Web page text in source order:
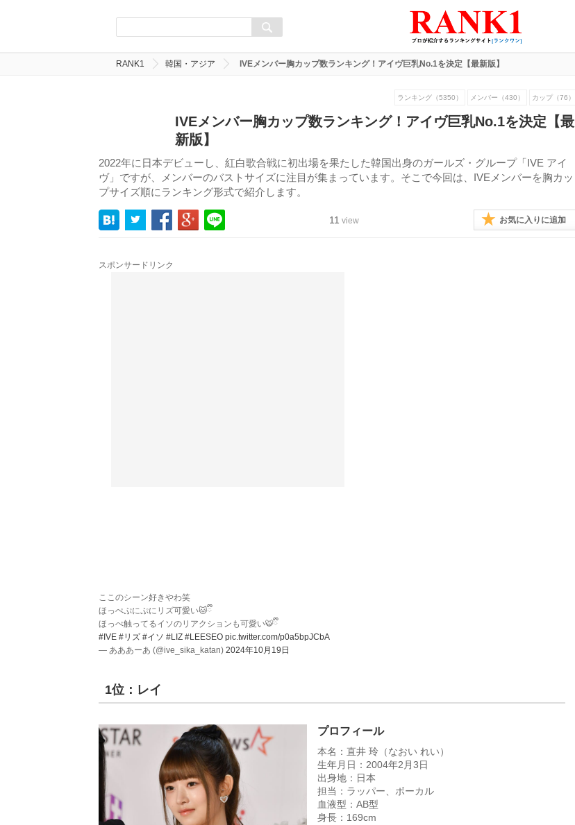
RANK1 韓国・アジア IVEメンバー胸カップ数ランキング！アイヴ巨乳No.1を決定【最新版】
ランキング（5350） メンバー（430） カップ（76）
IVEメンバー胸カップ数ランキング！アイヴ巨乳No.1を決定【最
新版】
2022年に日本デビューし、紅白歌合戦に初出場を果たした韓国出身のガールズ・グループ「IVE アイ
ヴ」ですが、メンバーのバストサイズに注目が集まっています。そこで今回は、IVEメンバーを胸カッ
プサイズ順にランキング形式で紹介します。
11 view お気に入りに追加
スポンサードリンク
ここのシーン好きやわ笑
ほっぺぷにぷにリズ可愛い🐱ྀི
ほっぺ触ってるイソのリアクションも可愛い🐯ྀི
#IVE #リズ #イソ #LIZ #LEESEO pic.twitter.com/p0a5bpJCbA
— あああーあ (@ive_sika_katan) 2024年10月19日
1位：レイ
プロフィール
本名：直井 玲（なおい れい）
生年月日：2004年2月3日
出身地：日本
担当：ラッパー、ボーカル
血液型：AB型
身長：169cm